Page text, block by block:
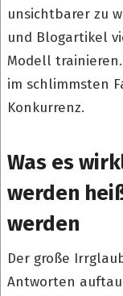
unsichtbarer zu
und Blogartikel
Modell
im schlimmsten
Konkurrenz.
Was es
werden
werden
Der große
Antworten